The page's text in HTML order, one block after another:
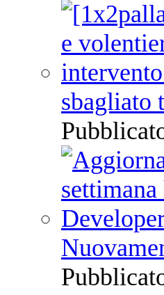
sbagliato